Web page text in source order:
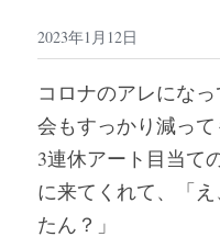
焙煎所について
プロフィール
ブログ
2023年1月12日
コロナのアレにな
会もすっかり減っ
3連休アート目当て
に来てくれて、「
たん？」